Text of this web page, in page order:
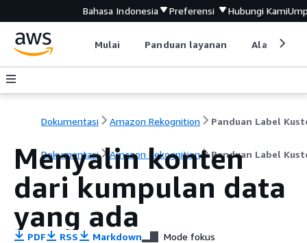
Bahasa Indonesia Preferensi Hubungi Kami
Mulai Panduan layanan Alat
Dokumentasi Amazon Rekognition Panduan Label
Dokumentasi Amazon Rekognition Panduan Label
Menyalin konten
dari kumpulan data
yang ada
PDF RSS Markdown Mode fokus